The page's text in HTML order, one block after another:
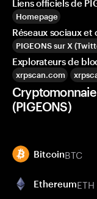
Liens officiels de
Homepage
Réseaux sociaux et
PIGEONS sur X
Explorateurs de
xrpscan.com
(PIGEONS)
BitcoinBTC
EthereumETH